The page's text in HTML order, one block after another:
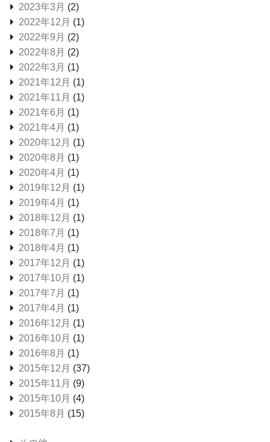
2023年3月 (2)
2022年12月 (1)
2022年9月 (2)
2022年8月 (2)
2022年3月 (1)
2021年12月 (1)
2021年11月 (1)
2021年6月 (1)
2021年4月 (1)
2020年12月 (1)
2020年8月 (1)
2020年4月 (1)
2019年12月 (1)
2019年4月 (1)
2018年12月 (1)
2018年7月 (1)
2018年4月 (1)
2017年12月 (1)
2017年10月 (1)
2017年7月 (1)
2017年4月 (1)
2016年12月 (1)
2016年10月 (1)
2016年8月 (1)
2015年12月 (37)
2015年11月 (9)
2015年10月 (4)
2015年8月 (15)